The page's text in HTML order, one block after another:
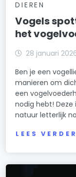
DIEREN
Vogels
het
28 januari
Ben je een
manieren om
een
nodig hebt!
natuur letterlijk
LEES VERDER